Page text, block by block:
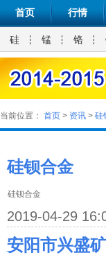
首页 行情
硅 锰 铬
当前位置： 首页 > 资讯 > 硅
硅钡合金
硅钡合金
2019-04-29
安阳市兴盛